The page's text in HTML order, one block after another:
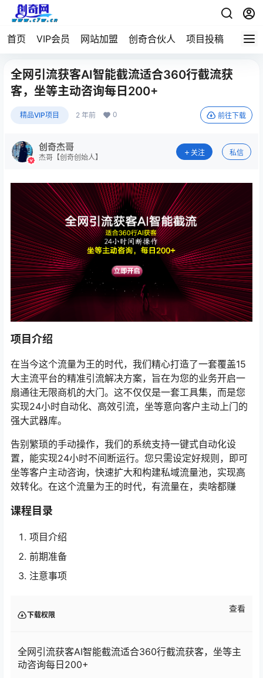
首页 VIP会员 网站加盟 创奇合伙人 项目投稿
全网引流获客AI智能截流适合360行截流获
客，坐等主动咨询每日200+
精品VIP项目 2 年前 0 前往下载
创奇杰哥
杰哥【创奇创始人】
关注 私信
项目介绍
在当今这个流量为王的时代，我们精心打造了一套覆盖15
大主流平台的精准引流解决方案，旨在为您的业务开启一
扇通往无限商机的大门。这不仅仅是一套工具集，而是您
实现24小时自动化、高效引流，坐等意向客户主动上门的
强大武器库。
告别繁琐的手动操作，我们的系统支持一键式自动化设
置，能实现24小时不间断运行。您只需设定好规则，即可
坐等客户主动咨询，快速扩大和构建私域流量池，实现高
效转化。在这个流量为王的时代，有流量在，卖啥都赚
课程目录
项目介绍
前期准备
注意事项
下载权限
查看
全网引流获客AI智能截流适合360行截流获客，坐等主
动咨询每日200+